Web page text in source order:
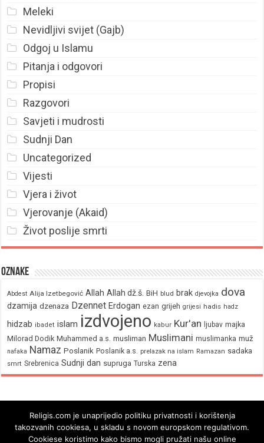
Meleki
Nevidljivi svijet (Gajb)
Odgoj u Islamu
Pitanja i odgovori
Propisi
Razgovori
Savjeti i mudrosti
Sudnji Dan
Uncategorized
Vijesti
Vjera i život
Vjerovanje (Akaid)
Život poslije smrti
Oznake
Abdest Alija Izetbegović Allah Allah dž.š. BiH blud brak djevojka dova
dzamija dzenaza Dzennet Erdogan ezan grijeh grijesi hadis hadz
hidzab ibadet islam izdvojeno kabur Kur'an ljubav majka
Milorad Dodik Muhammed a.s. musliman Muslimani muslimanka muž
nafaka Namaz Poslanik Poslanik a.s. prelazak na islam Ramazan sadaka
smrt Srebrenica Sudnji dan supruga Turska zena
Religis.com je unaprijedio politiku privatnosti i korištenja
takozvanih cookiesa, u skladu s novom europskom regulativom.
Cookiese koristimo kako bismo mogli pružati našu online